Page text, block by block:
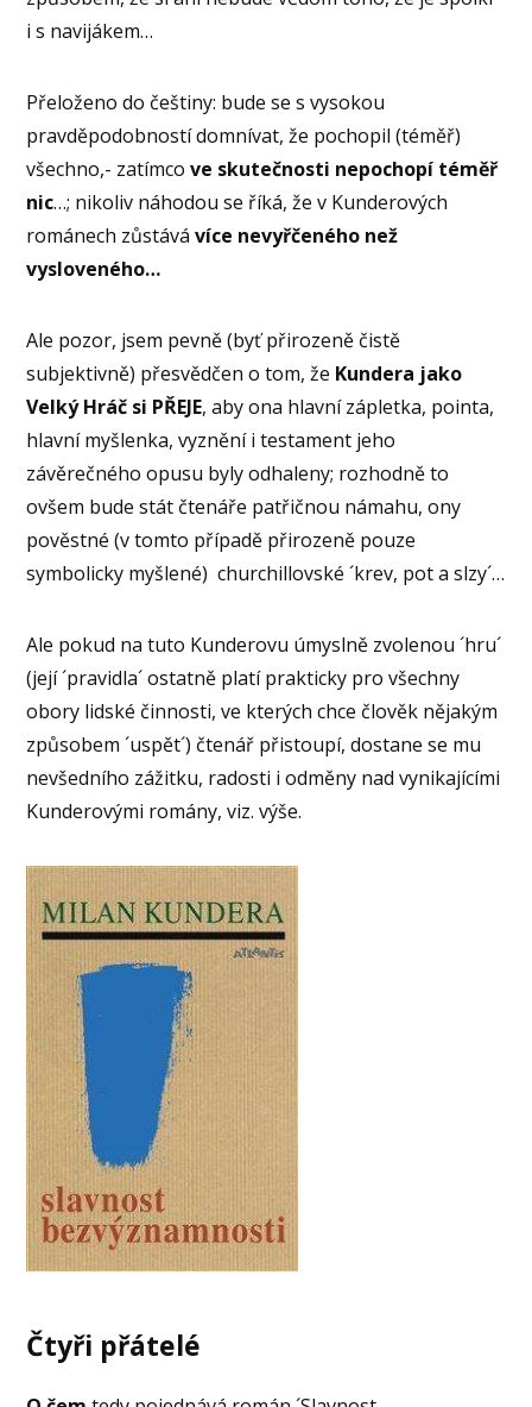
i s navijákem…
Přeloženo do češtiny: bude se s vysokou
pravděpodobností domnívat, že pochopil (téměř)
všechno,- zatímcove skutečnosti nepochopí téměř
nic…; nikoliv náhodou se říká, že v Kunderových
románech zůstávávíce nevyřčeného než
vysloveného…
Ale pozor, jsem pevně (byť přirozeně čistě
subjektivně) přesvědčen o tom, že Kundera jako
Velký Hráč si PŘEJE, aby ona hlavní zápletka, pointa,
hlavní myšlenka, vyznění i testament jeho
závěrečného opusu byly odhaleny; rozhodně to
ovšem bude stát čtenáře patřičnou námahu, ony
pověstné (v tomto případě přirozeně pouze
symbolicky myšlené) churchillovské ´krev, pot a slzy´…
Ale pokud na tuto Kunderovu úmyslně zvolenou ´hru´
(její ´pravidla´ ostatně platí prakticky pro všechny
obory lidské činnosti, ve kterých chce člověk nějakým
způsobem ´uspět´) čtenář přistoupí, dostane se mu
nevšedního zážitku, radosti i odměny nad vynikajícími
Kunderovými romány, viz. výše.
Čtyři přátelé